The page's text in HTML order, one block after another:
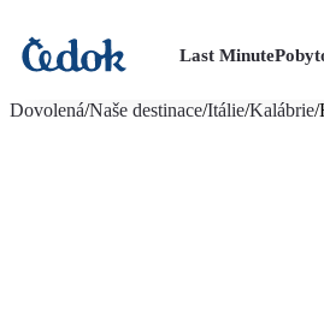
Last Minute
Dovolená/Naše destinace/Itálie/Kalábrie/